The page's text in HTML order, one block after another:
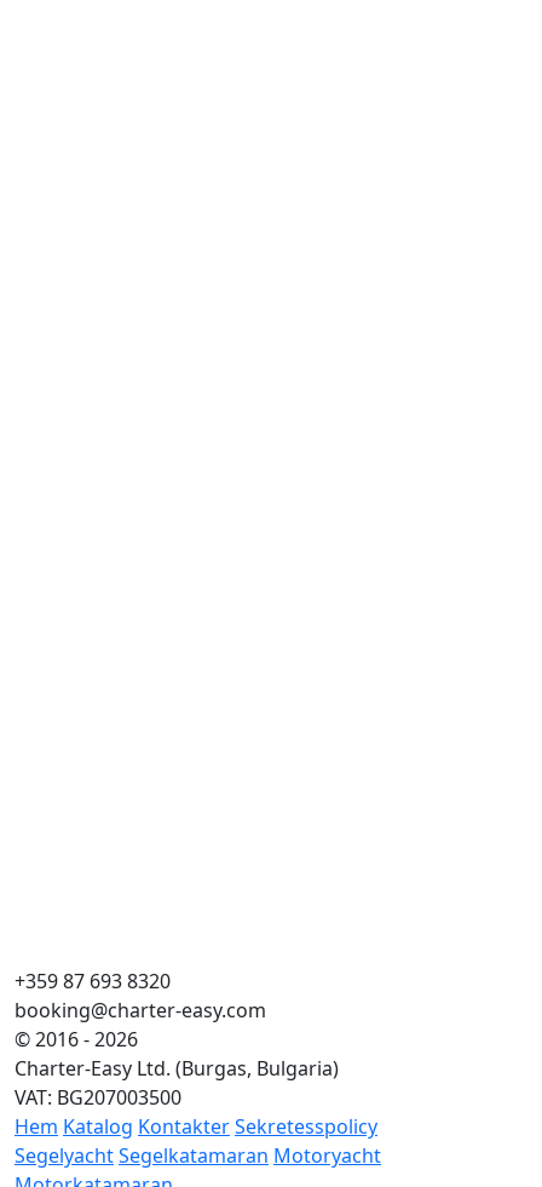
+359 87 693 8320
booking@charter-easy.com
© 2016 - 2026
Charter-Easy Ltd. (Burgas, Bulgaria)
VAT: BG207003500
Hem Katalog KontakterSekretesspolicy
SegelyachtSegelkatamaran Motoryacht